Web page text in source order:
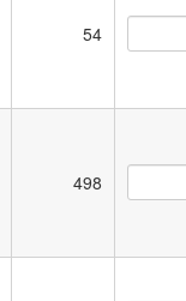
54
498